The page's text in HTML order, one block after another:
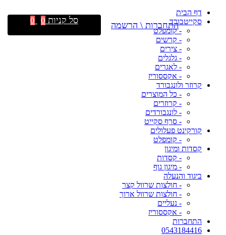
דף הבית
סקייטבורד
- קומפלט
- קרשים
- צירים
- גלגלים
- לאגרים
- אקססוריז
קרוזר ולונגבורד
- כל המוצרים
- קרוזרים
- לונגבורדים
- סרף סקייט
קורקינט פעלולים
- קומפלט
קסדות ומיגון
- קסדות
- מיגון גוף
ביגוד והנעלה
- חולצות שרוול קצר
- חולצות שרוול ארוך
- נעליים
- אקססוריז
התחברות
0543184416
התחברות \ הרשמה סל קניות 0
0